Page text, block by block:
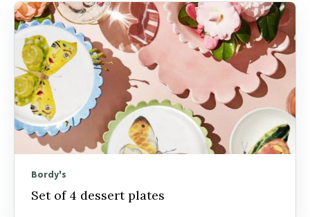
Bordy's
Set of 4 dessert plates